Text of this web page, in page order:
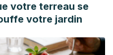
votre terreau se
votre jardin